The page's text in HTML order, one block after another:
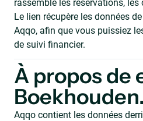
rassemble les réservations,
Le lien récupère les données
Aqqo, afin que vous puissiez
de suivi financier.
À propos de
Aqqo contient les données